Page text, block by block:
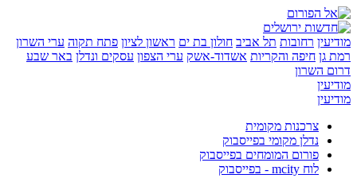
רחובות תל אביב חולון בת ים ראשון לציון פתח תקוה ערי השרון
חיפה והקריות אשדוד-אשק ערי הצפון עסקים ונדלן באר שבע
צרכנות מקומית
נדלן מקומי בפייסבוק
פורום המומחים בפייסבוק